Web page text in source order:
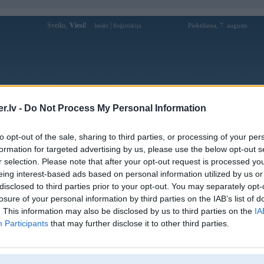
- Do Not Process My Personal Information
opt-out of the sale, sharing to third parties, or processing of your
for targeted advertising by us, please use the below opt-out
selection. Please note that after your opt-out request is processed
interest-based ads based on personal information utilized by us
to third parties prior to your opt-out. You may separately
of your personal information by third parties on the IAB’s list of
This information may also be disclosed by us to third parties on the
Participants that may further disclose it to other third parties.
Sveiks, Viesi! Ienākt Reģistrācija Piektdiena, 7. augusts
Forums Galerijas Reģistrācija Lietotāji
Lietotāja xocdiaonlinemoe profils
Lietotājvārds:
xocdiaonlinemoe
Ziņojumi forumā:
0
Pēdējie ziņojumi forumā